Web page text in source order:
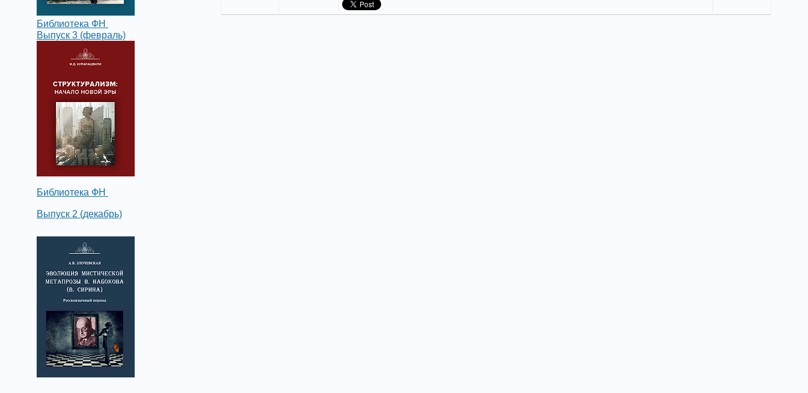
Библиотека ФН
Выпуск 3 (февраль)
Библиотека ФН
Выпуск 2 (декабрь)